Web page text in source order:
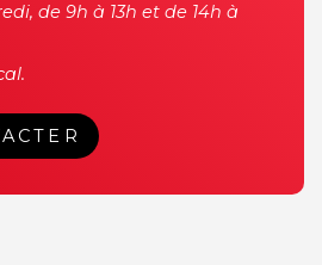
de 9h à 13h et de 14h à